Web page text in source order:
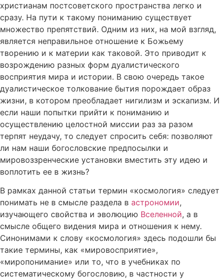
христианам постсоветского пространства легко и
сразу. На пути к такому пониманию существует
множество препятствий. Одним из них, на мой взгляд,
является неправильное отношение к Божьему
творению и к материи как таковой. Это приводит к
возрождению разных форм дуалистического
восприятия мира и истории. В свою очередь такое
дуалистическое толкование бытия порождает образ
жизни, в котором преобладает нигилизм и эскапизм. И
если наши попытки прийти к пониманию и
осуществлению целостной миссии раз за разом
терпят неудачу, то следует спросить себя: позволяют
ли нам наши богословские предпосылки и
мировоззренческие установки вместить эту идею и
воплотить ее в жизнь?
В рамках данной статьи термин «космология» следует
понимать не в смысле раздела в астрономии,
изучающего свойства и эволюцию Вселенной, а в
смысле общего видения мира и отношения к нему.
Синонимами к слову «космология» здесь подошли бы
такие термины, как «мировосприятие»,
«миропонимание» или то, что в учебниках по
систематическому богословию, в частности у